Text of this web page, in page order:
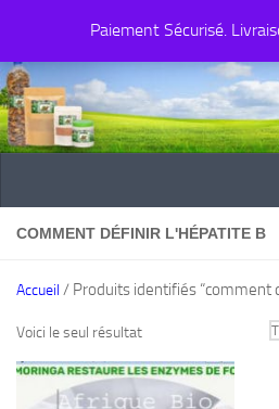
Paiement Sécurisé.
Au dessous du contenu
COMMENT DÉFINIR L'HÉPATITE B
Accueil / Produits identifiés “comment
Voici le seul résultat